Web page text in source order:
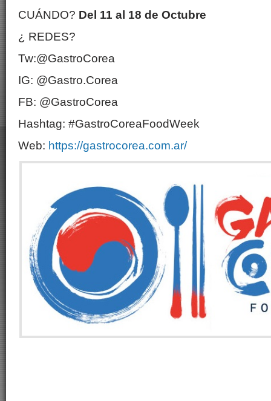
CUÁNDO? Del 11 al 18 de Octubre
¿ REDES?
Tw:@GastroCorea
IG: @Gastro.Corea
FB: @GastroCorea
Hashtag: #GastroCoreaFoodWeek
Web: https://gastrocorea.com.ar/